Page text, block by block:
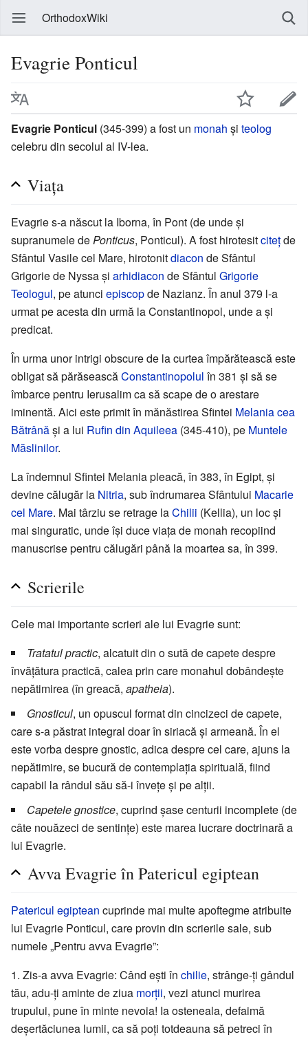
OrthodoxWiki
Evagrie Ponticul
Evagrie Ponticul (345-399) a fost un monah şi teolog
celebru din secolul al IV-lea.
Viaţa
Evagrie s-a născut la Iborna, în Pont (de unde şi
supranumele de Ponticus, Ponticul). A fost hirotesitciteţde
Sfântul Vasile cel Mare, hirotonitdiacon de Sfântul
Grigorie de Nyssa şi arhidiacon de Sfântul Grigorie
Teologul, pe atunci episcopde Nazianz. În anul 379 l-a
urmat pe acesta din urmă la Constantinopol, unde a şi
predicat.
În urma unor intrigi obscure de la curtea împărătească este
obligat să părăseascăConstantinopolul în 381 şi să se
îmbarce pentru Ierusalim ca să scape de o arestare
iminentă. Aici este primit în mănăstirea Sfintei Melania cea
Bătrânăşi a lui Rufin din Aquileea (345-410), pe Muntele
Măslinilor.
La îndemnul Sfintei Melania pleacă, în 383, în Egipt, şi
devine călugăr la Nitria, sub îndrumarea Sfântului Macarie
cel Mare. Mai târziu se retrage laChilii (Kellia), un loc şi
mai singuratic, unde îşi duce viaţa de monah recopiind
manuscrise pentru călugări până la moartea sa, în 399.
Scrierile
Cele mai importante scrieri ale lui Evagrie sunt:
Tratatul practic, alcatuit din o sută de capete despre
învățătura practică, calea prin care monahul dobândește
nepătimirea (în greacă, apatheia).
Gnosticul, un opuscul format din cincizeci de capete,
care s-a păstrat integral doar în siriacă și armeană. În el
este vorba despre gnostic, adica despre cel care, ajuns la
nepătimire, se bucură de contemplația spirituală, fiind
capabil la rândul său să-i învețe și pe alții.
Capetele gnostice, cuprind șase centurii incomplete (de
câte nouăzeci de sentințe) este marea lucrare doctrinară a
lui Evagrie.
Avva Evagrie în Patericul egiptean
Patericul egiptean cuprinde mai multe apoftegme atribuite
lui Evagrie Ponticul, care provin din scrierile sale, sub
numele „Pentru avva Evagrie”:
1. Zis-a avva Evagrie: Când ești în chilie, strânge-ți gândul
tău, adu-ți aminte de ziua morții, vezi atunci murirea
trupului, pune în minte nevoia! Ia osteneala, defaimă
deșertăciunea lumii, ca să poți totdeauna să petreci în